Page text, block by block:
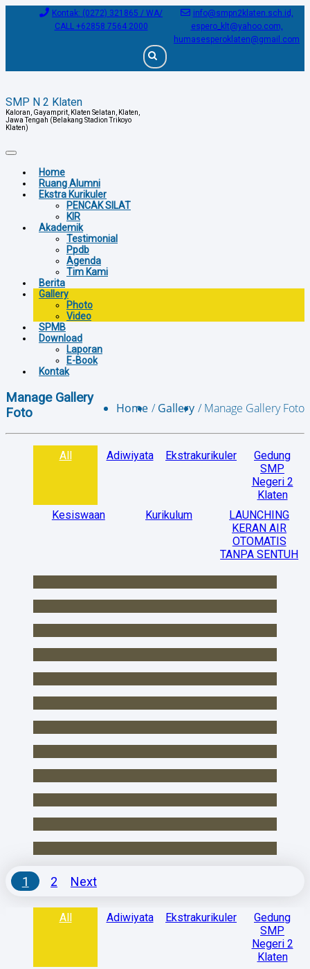
Kontak: (0272) 321865 / WA/
CALL +62858 7564 2000
info@smpn2klaten.sch.id,
espero_klt@yahoo.com,
humasesperoklaten@gmail.com
SMP N 2 Klaten
Kaloran, Gayamprit, Klaten Selatan, Klaten,
Jawa Tengah (Belakang Stadion Trikoyo
Klaten)
Home
Ruang Alumni
Ekstra Kurikuler
PENCAK SILAT
KIR
Akademik
Testimonial
Ppdb
Agenda
Tim Kami
Berita
Gallery
Photo
Video
SPMB
Download
Laporan
E-Book
Kontak
Home Gallery Manage Gallery Foto
Manage Gallery
Foto
All Adiwiyata Ekstrakurikuler
Gedung
SMP
Negeri 2
Klaten
Kesiswaan
Kurikulum
LAUNCHING
KERAN AIR
OTOMATIS
TANPA SENTUH
1 2 Next
All Adiwiyata Ekstrakurikuler
Gedung
SMP
Negeri 2
Klaten